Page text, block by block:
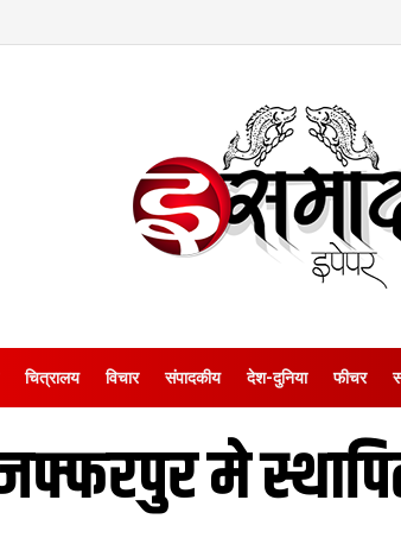
चित्रालय विचार संपादकीय देश-दुनिया फीचर
मे